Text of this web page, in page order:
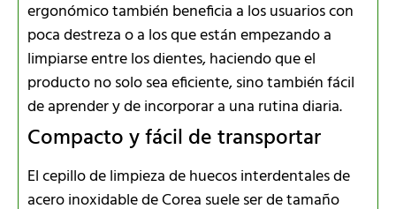
ergonómico también beneficia a los usuarios con
poca destreza o a los que están empezando a
limpiarse entre los dientes, haciendo que el
producto no solo sea eficiente, sino también fácil
de aprender y de incorporar a una rutina diaria.
Compacto y fácil de transportar
El cepillo de limpieza de huecos interdentales de
acero inoxidable de Corea suele ser de tamaño